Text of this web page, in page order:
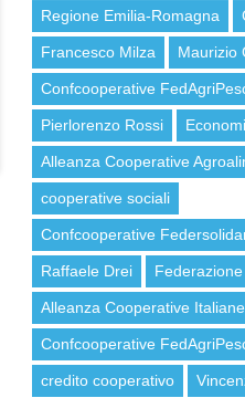
Regione Emilia-Romagna
Francesco Milza Maurizio
Confcooperative
Pierlorenzo Rossi
Alleanza Cooperative
cooperative sociali
Confcooperative
Raffaele Drei
Alleanza Cooperative Italiane
Confcooperative
credito cooperativo